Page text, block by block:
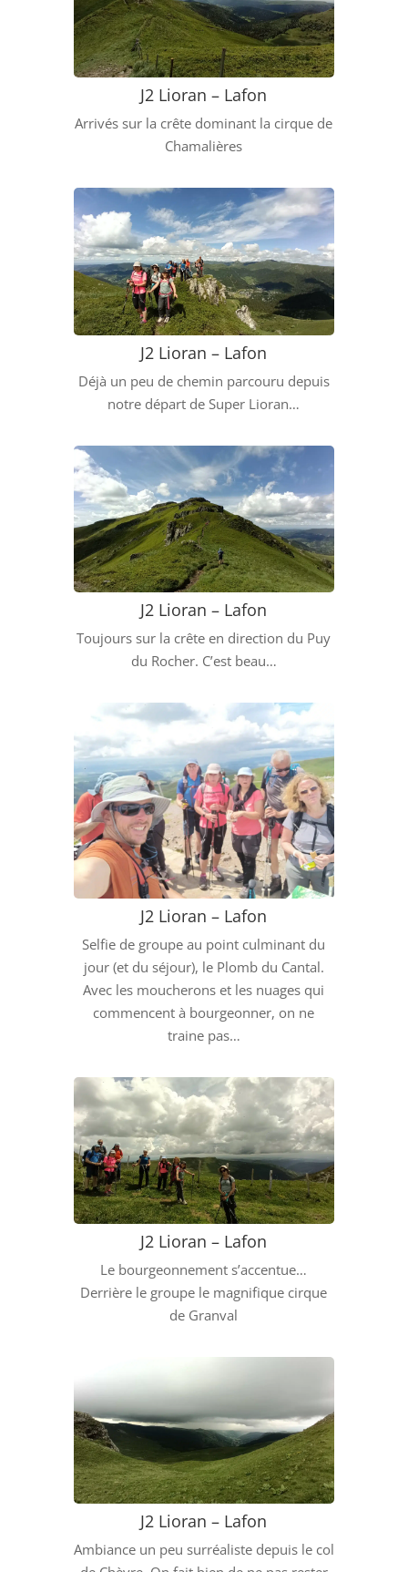
J2 Lioran – Lafon
Arrivés sur la crête dominant la cirque de
Chamalières
J2 Lioran – Lafon
Déjà un peu de chemin parcouru depuis
notre départ de Super Lioran…
J2 Lioran – Lafon
Toujours sur la crête en direction du Puy
du Rocher. C’est beau…
J2 Lioran – Lafon
Selfie de groupe au point culminant du
jour (et du séjour), le Plomb du Cantal.
Avec les moucherons et les nuages qui
commencent à bourgeonner, on ne
traine pas…
J2 Lioran – Lafon
Le bourgeonnement s’accentue…
Derrière le groupe le magnifique cirque
de Granval
J2 Lioran – Lafon
Ambiance un peu surréaliste depuis le col